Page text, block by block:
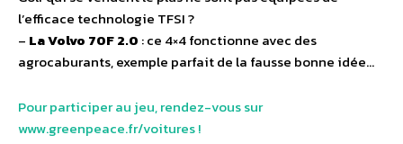
l’efficace technologie TFSI ?
– La Volvo 70F 2.0 : ce 4×4 fonctionne avec des
agrocaburants, exemple parfait de la fausse bonne idée…
Pour participer au jeu, rendez-vous sur
www.greenpeace.fr/voitures !